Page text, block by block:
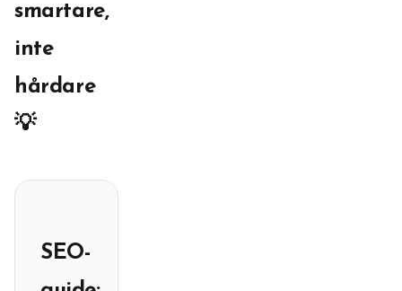
smartare,
inte
hårdare
💡
SEO-